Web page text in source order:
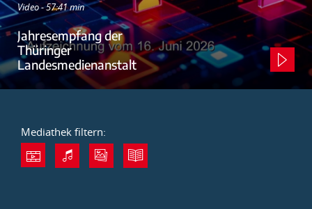
Video - 57:41 min
Jahresempfang der
Thüringer
Landesmedienanstalt
Mediathek filtern: